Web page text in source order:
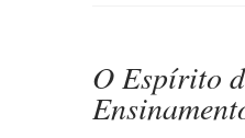
O Espírito